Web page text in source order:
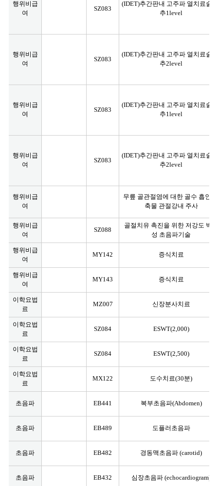
행위비급
여
SZ083
(IDET)추간판내 고주파 열치료술-
추1level
행위비급
여
SZ083
(IDET)추간판내 고주파 열치료술-
추2level
행위비급
여
SZ083
(IDET)추간판내 고주파 열치료술-
추1level
행위비급
여
SZ083
(IDET)추간판내 고주파 열치료술-
추2level
행위비급
여
무릎 골관절염에 대한 골수 흡인
축물 관절강내 주사
행위비급
여
SZ088
골절치유 촉진을 위한 저강도 박동
성 초음파기술
행위비급
여
MY142 증식치료
행위비급
여
MY143 증식치료
이학요법
료
MZ007 신장분사치료
이학요법
료
SZ084 ESWT(2,000)
이학요법
료
SZ084 ESWT(2,500)
이학요법
료
MX122 도수치료(30분)
초음파 EB441 복부초음파(Abdomen)
초음파 EB489 도플러초음파
초음파 EB482 경동맥초음파 (carotid)
초음파 EB432 심장초음파 (echocardiogram)